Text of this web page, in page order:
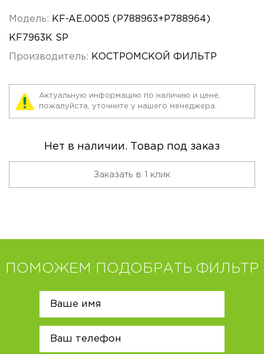
Модель: KF-AE.0005 (P788963+P788964)
KF7963K SP
Производитель: КОСТРОМСКОЙ ФИЛЬТР
Актуальную информацию по наличию и цене,
пожалуйста, уточните у нашего менеджера.
Нет в наличии. Товар под заказ
Заказать в 1 клик
ПОМОЖЕМ ПОДОБРАТЬ ФИЛЬТР